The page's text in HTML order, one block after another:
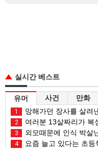
실시간 베스트
유머 사건 만화
1 망해가던 장사를 살려낸
2 여러분 13살짜리가 복싱
3 외모때문에 인식 박살
4 요즘 늘고 있다는 초